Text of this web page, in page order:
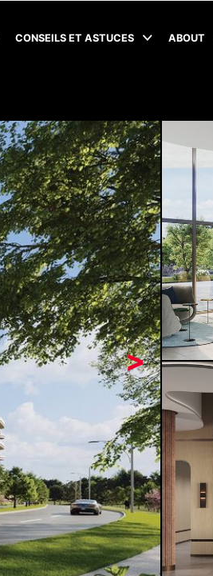
CONSEILS ET ASTUCES ABOUT
>